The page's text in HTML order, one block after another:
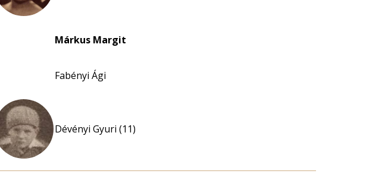
Márkus Margit
Fabényi Ági
Dévényi Gyuri (11)